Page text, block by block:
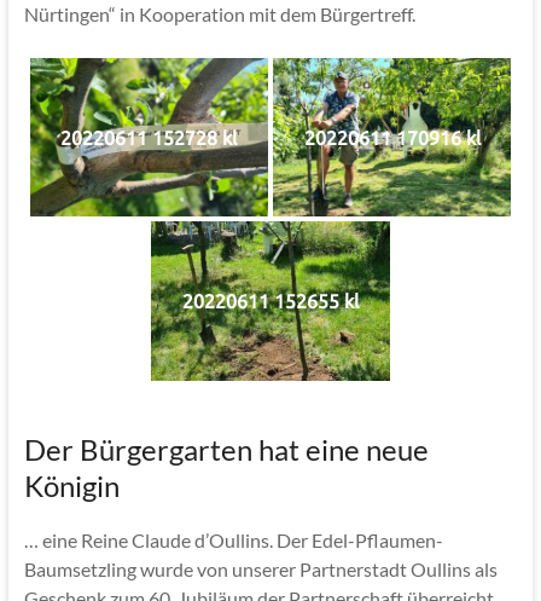
Nürtingen“ in Kooperation mit dem Bürgertreff.
20220611 152728 kl 20220611 170916 kl
20220611 152655 kl
Der Bürgergarten hat eine neue
Königin
… eine Reine Claude d’Oullins. Der Edel-Pflaumen-
Baumsetzling wurde von unserer Partnerstadt Oullins als